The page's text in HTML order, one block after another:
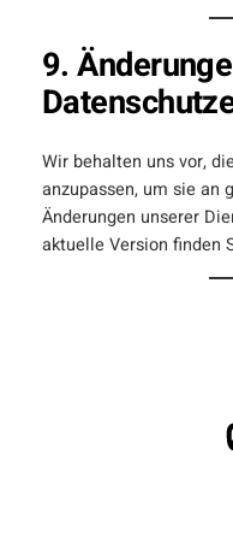
9.
Wir behalten uns vor,
anzupassen, um sie an
Änderungen unserer
aktuelle Version finden